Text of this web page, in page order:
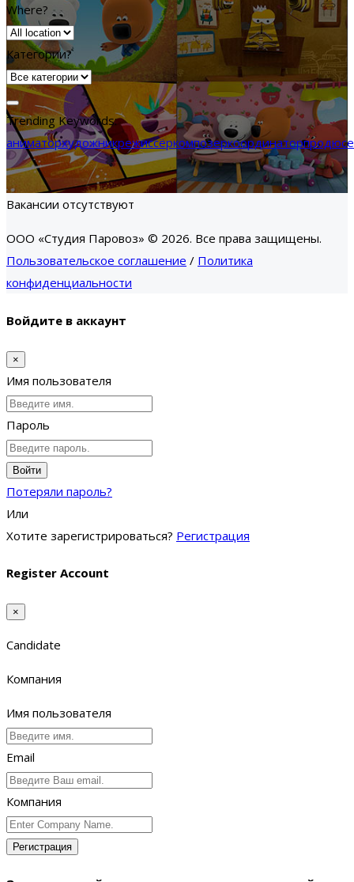
Where?
Категории?
Trending Keywords:
аниматорхудожникрежиссёркомпозеркоординатор
Вакансии отсутствуют
ООО «Студия Паровоз» © 2026. Все права защищены.
Пользовательское соглашение / Политика
конфиденциальности
Войдите в аккаунт
×
Имя пользователя
Пароль
Войти
Потеряли пароль?
Или
Хотите зарегистрироваться? Регистрация
Register Account
×
Candidate
Компания
Имя пользователя
Email
Компания
Регистрация